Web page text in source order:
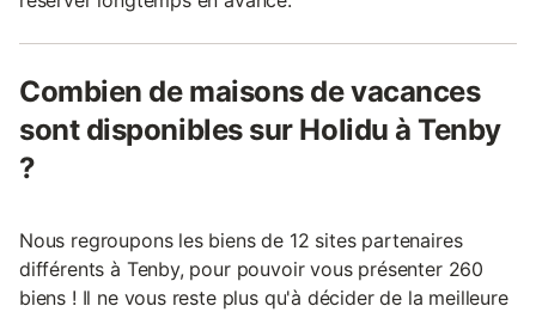
Combien de maisons de vacances
sont disponibles sur Holidu à Tenby
?
Nous regroupons les biens de 12 sites partenaires
différents à Tenby, pour pouvoir vous présenter 260
biens ! Il ne vous reste plus qu'à décider de la meilleure